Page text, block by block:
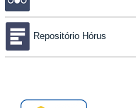
Repositório Hórus